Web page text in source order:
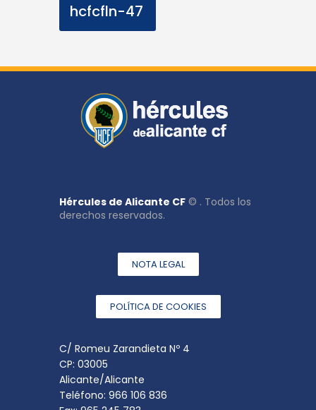
hcfcfln-47
Hércules de Alicante CF © . Todos los
derechos reservados.
NOTA LEGAL
POLÍTICA DE COOKIES
C/ Romeu Zarandieta Nº 4
CP: 03005
Alicante/Alicante
Teléfono: 966 106 836